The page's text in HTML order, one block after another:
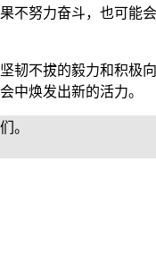
不努力奋斗，也可能
不拔的毅力和积极
中焕发出新的活力。
。